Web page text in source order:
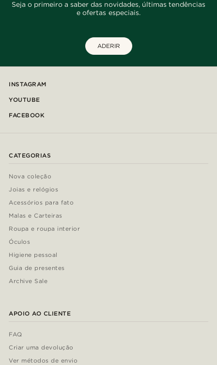
Seja o primeiro a saber das novidades, últimas tendências
e ofertas especiais.
ADERIR
INSTAGRAM
YOUTUBE
FACEBOOK
CATEGORIAS
Nova coleção
Joias e relógios
Acessórios para fato
Malas e Carteiras
Roupa e roupa interior
Óculos
Higiene pessoal
Guia de presentes
Archive Sale
APOIO AO CLIENTE
FAQ
Criar uma devolução
Ver métodos de envio